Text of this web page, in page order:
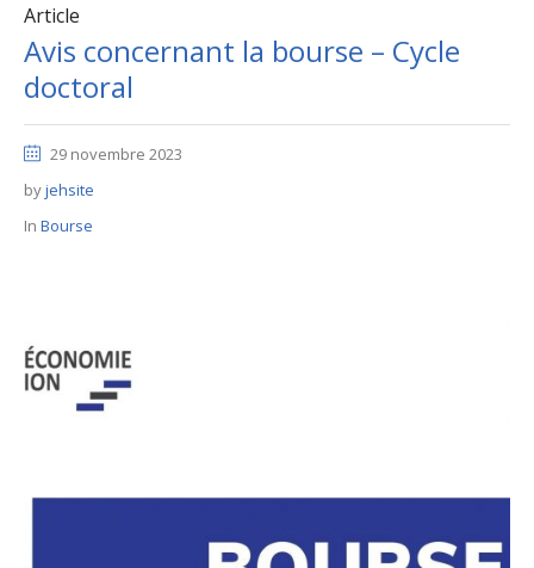
Article
Avis concernant la bourse – Cycle
doctoral
29 novembre 2023
byjehsite
In Bourse